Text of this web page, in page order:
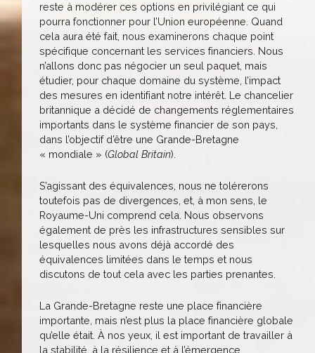
reste à modérer ces options en privilégiant ce qui
pourra fonctionner pour l’Union européenne. Quand
cela aura été fait, nous examinerons chaque point
spécifique concernant les services financiers. Nous
n’allons donc pas négocier un seul paquet, mais
étudier, pour chaque domaine du système, l’impact
des mesures en identifiant notre intérêt. Le chancelier
britannique a décidé de changements réglementaires
importants dans le système financier de son pays,
dans l’objectif d’être une Grande-Bretagne
« mondiale » (Global Britain).
S’agissant des équivalences, nous ne tolérerons
toutefois pas de divergences, et, à mon sens, le
Royaume-Uni comprend cela. Nous observons
également de près les infrastructures sensibles sur
lesquelles nous avons déjà accordé des
équivalences limitées dans le temps et nous
discutons de tout cela avec les parties prenantes.
La Grande-Bretagne reste une place financière
importante, mais n’est plus la place financière globale
qu’elle était. À nos yeux, il est important de travailler à
la stabilité, à la résilience et à l’émergence